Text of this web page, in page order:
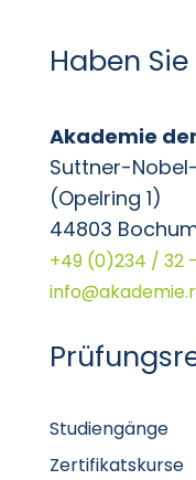
Haben
Akademie
Suttner-
(Opelring 1)
44803
+49 (0)234 / 32
Studiengänge
Zertifikatskurse